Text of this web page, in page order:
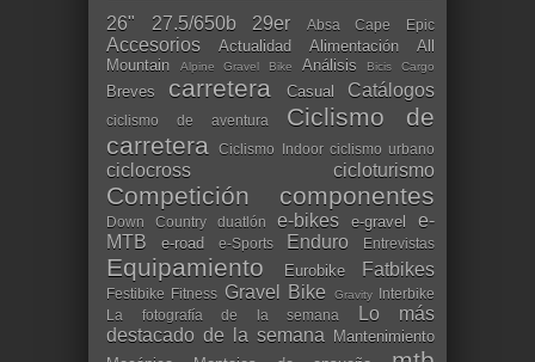
26" 27.5/650b 29er Absa Cape Epic
Accesorios Actualidad Alimentación
All
Mountain
Alpine Gravel Bike Análisis Bicis Cargo
Breves carretera Casual Catálogos
ciclismo de aventura
Ciclismo de
carretera
Ciclismo Indoor ciclismo urbano
ciclocross cicloturismo
Competición componentes
Down Country duatlón e-bikes e-gravel
e-
MTB
e-road e-Sports Enduro Entrevistas
Equipamiento Eurobike Fatbikes
Festibike Fitness Gravel Bike Gravity Interbike
La fotografía de la semana
Lo más
destacado de la semana Mantenimiento